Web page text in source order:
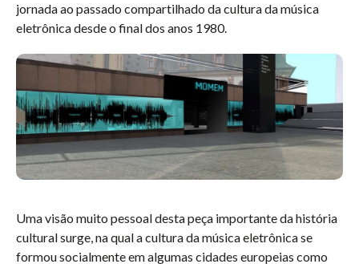
jornada ao passado compartilhado da cultura da música
eletrônica desde o final dos anos 1980.
Uma visão muito pessoal desta peça importante da história
cultural surge, na qual a cultura da música eletrônica se
formou socialmente em algumas cidades europeias como